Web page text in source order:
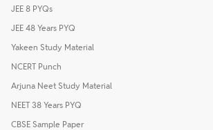
JEE 8 PYQs
JEE 48 Years PYQ
Yakeen Study Material
NCERT Punch
Arjuna Neet Study Material
NEET 38 Years PYQ
CBSE Sample Paper